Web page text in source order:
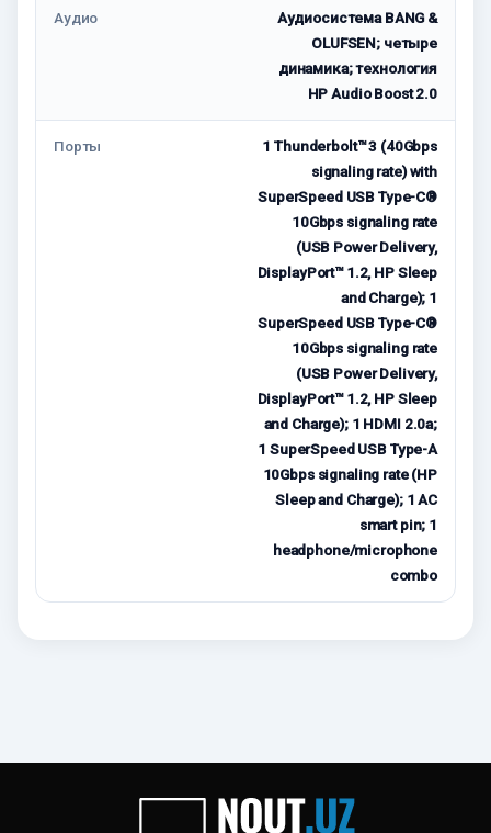
Аудио
Аудиосистема BANG &
OLUFSEN; четыре
динамика; технология
HP Audio Boost 2.0
Порты
1 Thunderbolt™ 3 (40Gbps
signaling rate) with
SuperSpeed USB Type-C®
10Gbps signaling rate
(USB Power Delivery,
DisplayPort™ 1.2, HP Sleep
and Charge); 1
SuperSpeed USB Type-C®
10Gbps signaling rate
(USB Power Delivery,
DisplayPort™ 1.2, HP Sleep
and Charge); 1 HDMI 2.0a;
1 SuperSpeed USB Type-A
10Gbps signaling rate (HP
Sleep and Charge); 1 AC
smart pin; 1
headphone/microphone
combo